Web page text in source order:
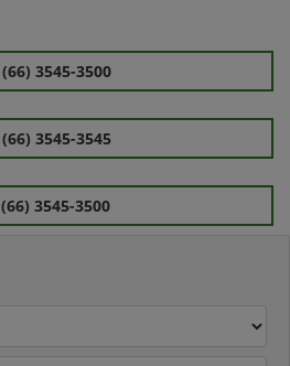
(66) 3545-3500
(66) 3545-3545
(66) 3545-3500